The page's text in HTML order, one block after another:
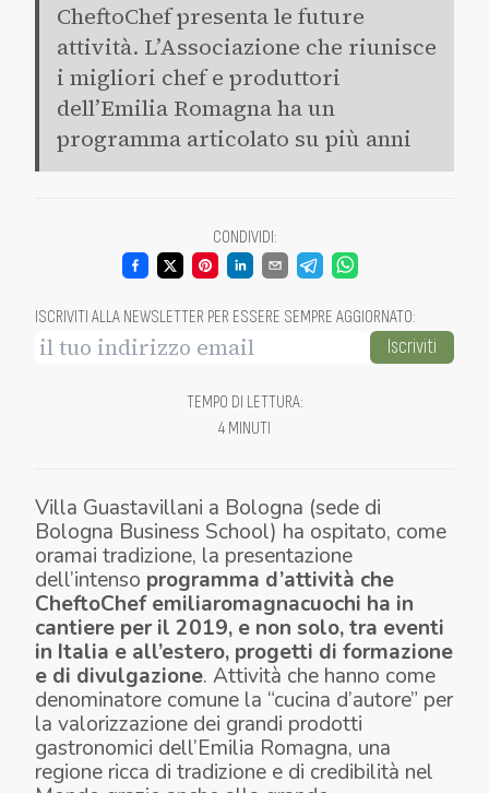
CheftoChef presenta le future
attività. L’Associazione che riunisce
i migliori chef e produttori
dell’Emilia Romagna ha un
programma articolato su più anni
CONDIVIDI:
ISCRIVITI ALLA NEWSLETTER PER ESSERE SEMPRE AGGIORNATO:
Iscriviti
TEMPO DI LETTURA:
4 MINUTI
Villa Guastavillani a Bologna (sede di
Bologna Business School) ha ospitato, come
oramai tradizione, la presentazione
dell’intenso programma d’attività che
CheftoChef emiliaromagnacuochi ha in
cantiere per il 2019, e non solo,tra eventi
in Italia e all’estero, progetti di formazione
e di divulgazione. Attività che hanno come
denominatore comune la “cucina d’autore” per
la valorizzazione dei grandi prodotti
gastronomici dell’Emilia Romagna, una
regione ricca di tradizione e di credibilità nel